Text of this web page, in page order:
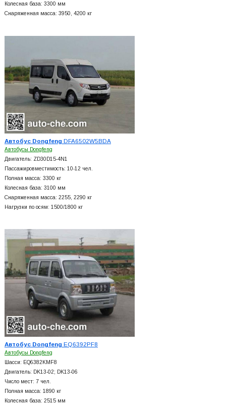
Колесная база: 3300 мм
Снаряженная масса: 3950, 4200 кг
Автобус Dongfeng DFA6502W5BDA
Автобусы Dongfeng
Двигатель: ZD30D15-4N1
Пассажировместимость: 10-12 чел.
Полная масса: 3300 кг
Колесная база: 3100 мм
Снаряженная масса: 2255, 2290 кг
Нагрузки по осям: 1500/1800 кг
Автобус Dongfeng EQ6392PF8
Автобусы Dongfeng
Шасси: EQ6382KMF8
Двигатель: DK13-02; DK13-06
Число мест: 7 чел.
Полная масса: 1890 кг
Колесная база: 2515 мм